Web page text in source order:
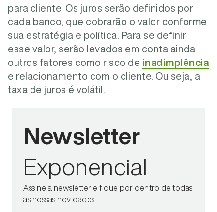
para cliente. Os juros serão definidos por
cada banco, que cobrarão o valor conforme
sua estratégia e política. Para se definir
esse valor, serão levados em conta ainda
outros fatores como risco de inadimplência
e relacionamento com o cliente. Ou seja, a
taxa de juros é volátil.
Newsletter
Exponencial
Assine a newsletter e fique por dentro de todas
as nossas novidades.